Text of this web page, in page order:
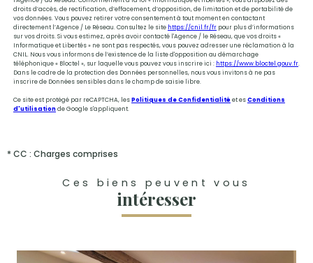
droits d’accès, de rectification, d’effacement, d’opposition, de limitation et de portabilité de
vos données. Vous pouvez retirer votre consentement à tout moment en contactant
directement l’Agence / Le Réseau. Consultez le site https://cnil.fr/fr pour plus d’informations
sur vos droits. Si vous estimez, après avoir contacté l'Agence / le Réseau, que vos droits «
Informatique et Libertés » ne sont pas respectés, vous pouvez adresser une réclamation à la
CNIL. Nous vous informons de l’existence de la liste d'opposition au démarchage
téléphonique « Bloctel », sur laquelle vous pouvez vous inscrire ici : https://www.bloctel.gouv.fr.
Dans le cadre de la protection des Données personnelles, nous vous invitons à ne pas
inscrire de Données sensibles dans le champ de saisie libre.
Ce site est protégé par reCAPTCHA, lesPolitiques de Confidentialitéet esConditions
d'utilisationde Google s'appliquent.
* CC : Charges comprises
Ces biens peuvent vous
intéresser